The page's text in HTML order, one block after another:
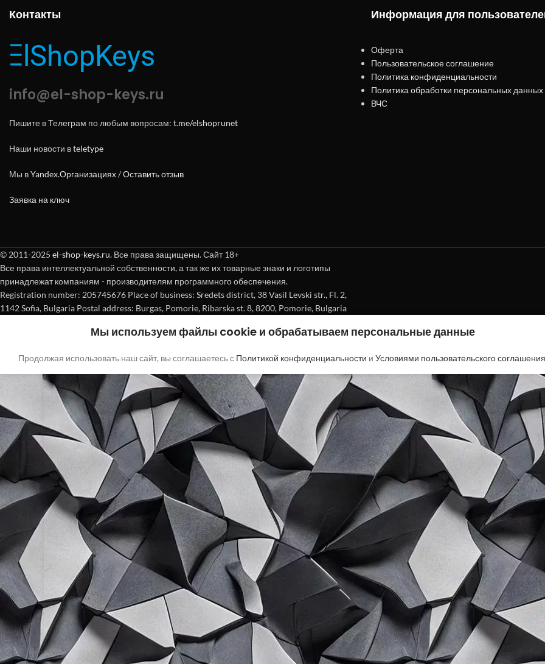
Контакты
info@el-shop-keys.ru
Пишите в Телеграм по любым вопросам: t.me/elshoprunet
Наши новости вteletype
Мы вYandex.Организациях/Оставить отзыв
Заявка на ключ
Информация для
Оферта
Пользовательское соглашение
Политика конфиденциальности
Политика обработки персональных данных
ВЧС
© 2011-2025 el-shop-keys.ru. Все права защищены. Сайт 18+
Все права интеллектуальной собственности, а так же их товарные знаки и логотипы
принадлежат компаниям - производителям программного обеспечения.
Registration number: 205745676 Place of business: Sredets district, 38 Vasil Levski str., Fl. 2,
1142 Sofia, Bulgaria Postal address: Burgas, Pomorie, Ribarska st. 8, 8200, Pomorie, Bulgaria
Мы используем файлы cookie и обрабатываем персональные данные
Продолжая использовать наш сайт, вы соглашаетесь с Политикой конфиденциальности и Условиями пользовательского соглашения